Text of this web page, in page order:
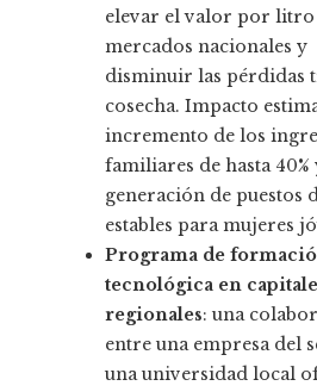
elevar el valor por litro
mercados nacionales y
disminuir las pérdidas
cosecha. Impacto
incremento de los
familiares de hasta 40%
generación de puestos
estables para mujeres
Programa de
tecnológica en
regionales: una
entre una empresa del
una universidad local